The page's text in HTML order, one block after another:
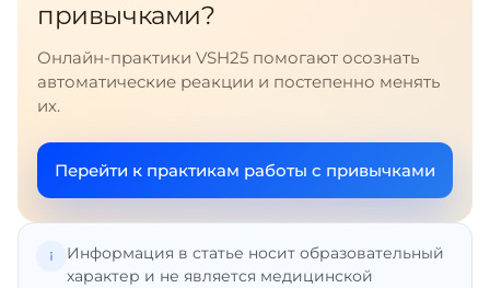
привычками?
Онлайн-практики VSH25 помогают осознать
автоматические реакции и постепенно менять
их.
Перейти к практикам работы с привычками
Информация в статье носит образовательный
характер и не является медицинской